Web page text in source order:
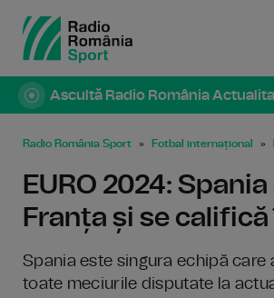
Ascultă Radio România
Radio România Sport Fotbal internațional
EURO 2024:
Franța și se
Spania este singura echipă care
toate meciurile disputate la